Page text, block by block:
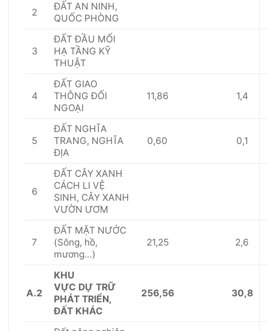
2
ĐẤT AN NINH,
QUỐC PHÒNG
3
ĐẤT ĐẦU MỐI
HẠ TẦNG KỸ
THUẬT
4
ĐẤT GIAO
THÔNG ĐỐI
NGOẠI
11,86 1,4
5
ĐẤT NGHĨA
TRANG, NGHĨA
ĐỊA
0,60 0,1
6
ĐẤT CÂY XANH
CÁCH LI VỆ
SINH, CÂY XANH
VƯỜN ƯƠM
7
ĐẤT MẶT NƯỚC
(Sông, hồ,
mương…)
21,25 2,6
A.2
KHU
VỰC DỰ TRỮ
PHÁT TRIỂN,
ĐẤT KHÁC
256,56 30,8